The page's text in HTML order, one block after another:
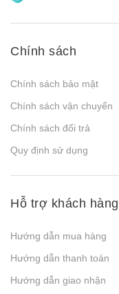
Chính sách
Chính sách bảo mật
Chính sách vận chuyển
Chính sách đổi trả
Quy định sử dụng
Hỗ trợ khách hàng
Hướng dẫn mua hàng
Hướng dẫn thanh toán
Hướng dẫn giao nhận